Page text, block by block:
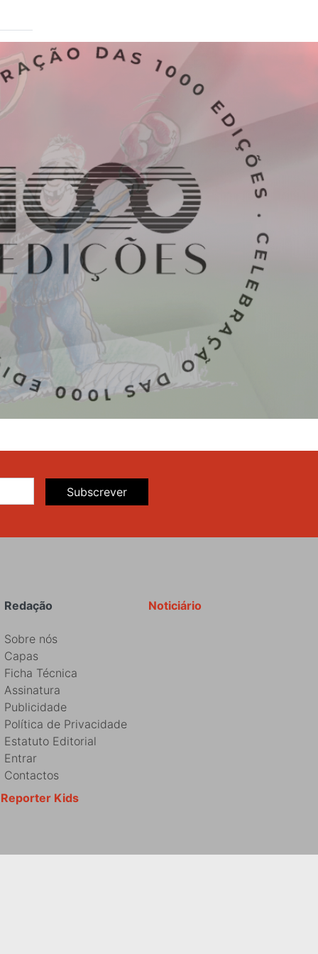
Subscrever
Noticiário
Redação
Sobre nós
Capas
Ficha Técnica
Assinatura
Publicidade
Política de Privacidade
Estatuto Editorial
Entrar
Contactos
Reporter Kids